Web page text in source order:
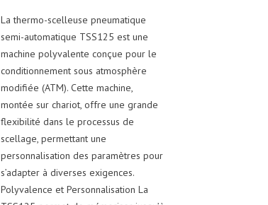
La thermo-scelleuse pneumatique
semi-automatique TSS125 est une
machine polyvalente conçue pour le
conditionnement sous atmosphère
modifiée (ATM). Cette machine,
montée sur chariot, offre une grande
flexibilité dans le processus de
scellage, permettant une
personnalisation des paramètres pour
s’adapter à diverses exigences.
Polyvalence et Personnalisation La